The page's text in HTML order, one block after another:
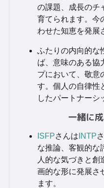
の課題、成長のチ
育てられます。今
わせた知恵を発展
ふたりの内向的な
ば、意味のある協
プにおいて、敬意
す。個人の自律性
したパートナーシ
一緒に
ISFPさんは INTP
な推論、客観的な
人的な気づきと創
画的な形に発展さ
ます。